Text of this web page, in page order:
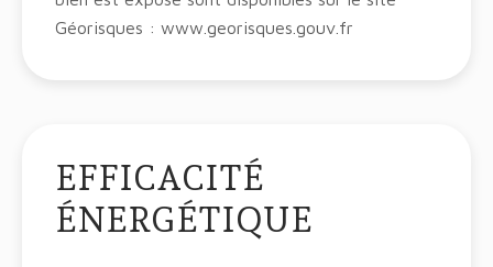
Géorisques : www.georisques.gouv.fr
EFFICACITÉ
ÉNERGÉTIQUE